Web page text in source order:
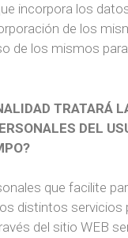
incorpora los
de los
de los mismos
TRATARÁ
DEL
que facilite
distintos servicios
del sitio WEB